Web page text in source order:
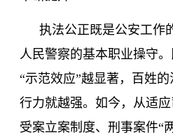
执法公正既是公安工作
人民警察的基本职业操守
“示范效应”越显著，百姓
行力就越强。如今，从适
受案立案制度、刑事案件“